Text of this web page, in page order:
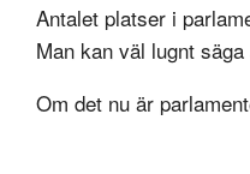
Antalet platser i
Man kan väl lugnt
Om det nu är